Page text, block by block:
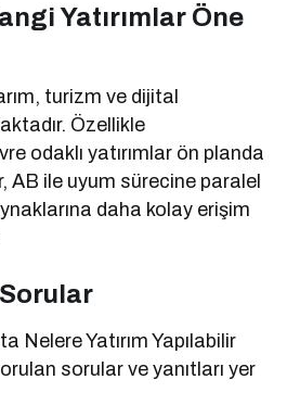
Yatırımlar Öne
turizm ve dijital
Özellikle
odaklı yatırımlar ön planda
AB ile uyum sürecine paralel
daha kolay erişim
Nelere Yatırım Yapılabilir
sorular ve yanıtları yer